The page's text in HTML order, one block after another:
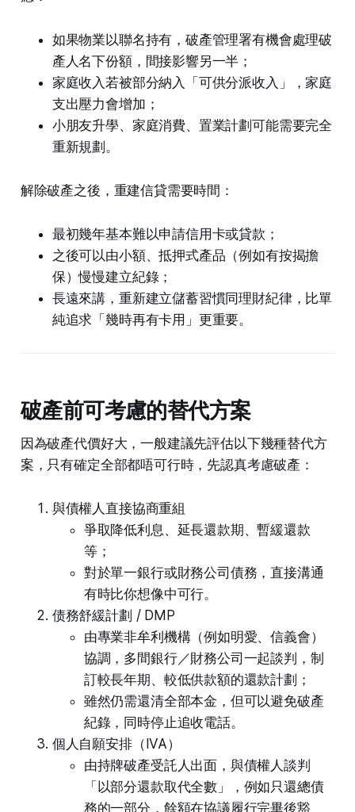
如果物業以聯名持有，破產管理署有機會處理破
產人名下份額，間接影響另一半；
家庭收入若被部分納入「可供分派收入」，家庭
支出壓力會增加；
小朋友升學、家庭消費、置業計劃可能需要完全
重新規劃。
解除破產之後，重建信貸需要時間：
最初幾年基本難以申請信用卡或貸款；
之後可以由小額、抵押式產品（例如有按揭擔
保）慢慢建立紀錄；
長遠來講，重新建立儲蓄習慣同理財紀律，比單
純追求「幾時再有卡用」更重要。
破產前可考慮的替代方案
因為破產代價好大，一般建議先評估以下幾種替代方
案，只有確定全部都唔可行時，先認真考慮破產：
與債權人直接協商重組
爭取降低利息、延長還款期、暫緩還款
等；
對於單一銀行或財務公司債務，直接溝通
有時比你想像中可行。
债務舒緩計劃 / DMP
由專業非牟利機構（例如明愛、信義會）
協調，多間銀行／財務公司一起談判，制
訂較長年期、較低供款額的還款計劃；
雖然仍需還清全部本金，但可以避免破產
紀錄，同時停止追收電話。
個人自願安排（IVA）
由持牌破產受託人出面，與債權人談判
「以部分還款取代全數」，例如只還總債
務的一部分，餘額在協議履行完畢後豁